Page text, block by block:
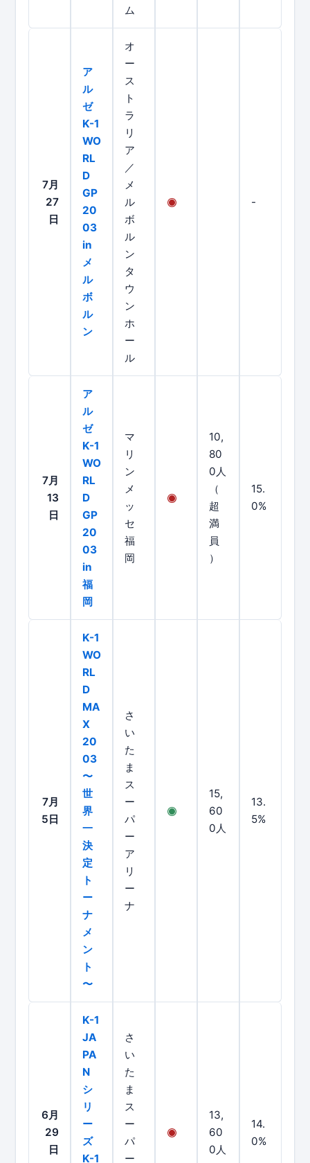
ム
7月
27
日
ア
ル
ゼ
K-1
WO
RL
D
GP
20
03
in
メ
ル
ボ
ル
ン
オ
ー
ス
ト
ラ
リ
ア
／
メ
ル
ボ
ル
ン
タ
ウ
ン
ホ
ー
ル
-
7月
13
日
ア
ル
ゼ
K-1
WO
RL
D
GP
20
03
in
福
岡
マ
リ
ン
メ
ッ
セ
福
岡
10,
80
0人
（
超
満
員
）
15.
0%
7月
5日
K-1
WO
RL
D
MA
X
20
03
〜
世
界
一
決
定
ト
ー
ナ
メ
ン
ト
〜
さ
い
た
ま
ス
ー
パ
ー
ア
リ
ー
ナ
15,
60
0人
13.
5%
6月
29
日
K-1
JA
PA
N
シ
リ
ー
ズ
K-1
さ
い
た
ま
ス
ー
パ
ー
13,
60
0人
14.
0%